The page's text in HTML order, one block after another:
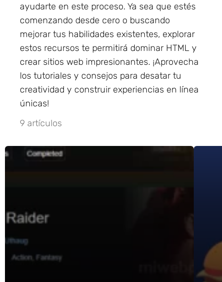
ayudarte en este proceso. Ya sea que estés
comenzando desde cero o buscando
mejorar tus habilidades existentes, explorar
estos recursos te permitirá dominar HTML y
crear sitios web impresionantes. ¡Aprovecha
los tutoriales y consejos para desatar tu
creatividad y construir experiencias en línea
únicas!
9 artículos